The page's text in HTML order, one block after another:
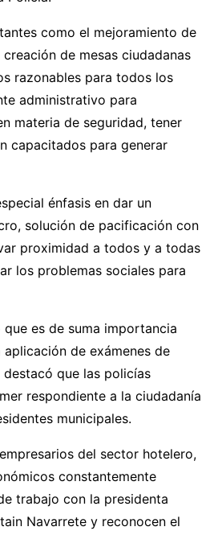
como el mejoramiento de
de mesas ciudadanas
razonables para todos los
administrativo para
materia de seguridad, tener
capacitados para generar
énfasis en dar un
solución de pacificación con
proximidad a todos y a todas
los problemas sociales para
es de suma importancia
de exámenes de
que las policías
respondiente a la ciudadanía
municipales.
del sector hotelero,
constantemente
trabajo con la presidenta
Navarrete y reconocen el